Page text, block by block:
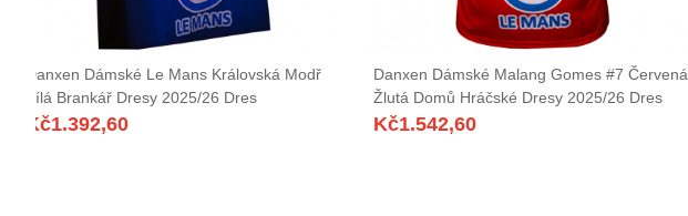
Danxen Dámské Le Mans Královská Modř
Bílá Brankář Dresy 2025/26 Dres
Kč1.392,60
Danxen Dámské Malang Gomes #7 Červená
Žlutá Domů Hráčské Dresy 2025/26 Dres
Kč1.542,60